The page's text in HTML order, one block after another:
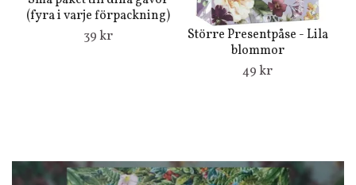
(fyra i varje förpackning)
39 kr
Större Presentpåse - Lila
blommor
49 kr